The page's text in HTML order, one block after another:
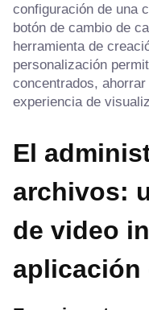
configuración de una
botón de cambio de
herramienta de
personalización
concentrados,
experiencia de
El
archivos:
de video
aplicación